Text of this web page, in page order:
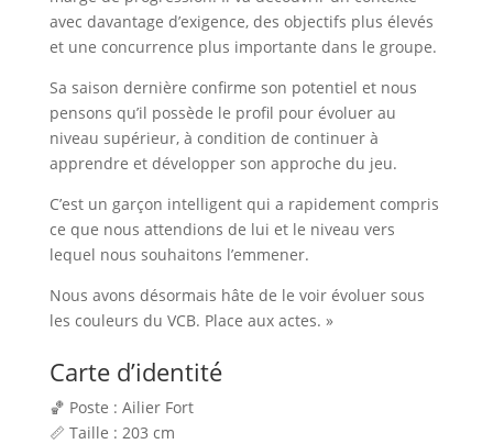
avec davantage d’exigence, des objectifs plus élevés
et une concurrence plus importante dans le groupe.
Sa saison dernière confirme son potentiel et nous
pensons qu’il possède le profil pour évoluer au
niveau supérieur, à condition de continuer à
apprendre et développer son approche du jeu.
C’est un garçon intelligent qui a rapidement compris
ce que nous attendions de lui et le niveau vers
lequel nous souhaitons l’emmener.
Nous avons désormais hâte de le voir évoluer sous
les couleurs du VCB. Place aux actes. »
Carte d’identité
🏀 Poste : Ailier Fort
📏 Taille : 203 cm